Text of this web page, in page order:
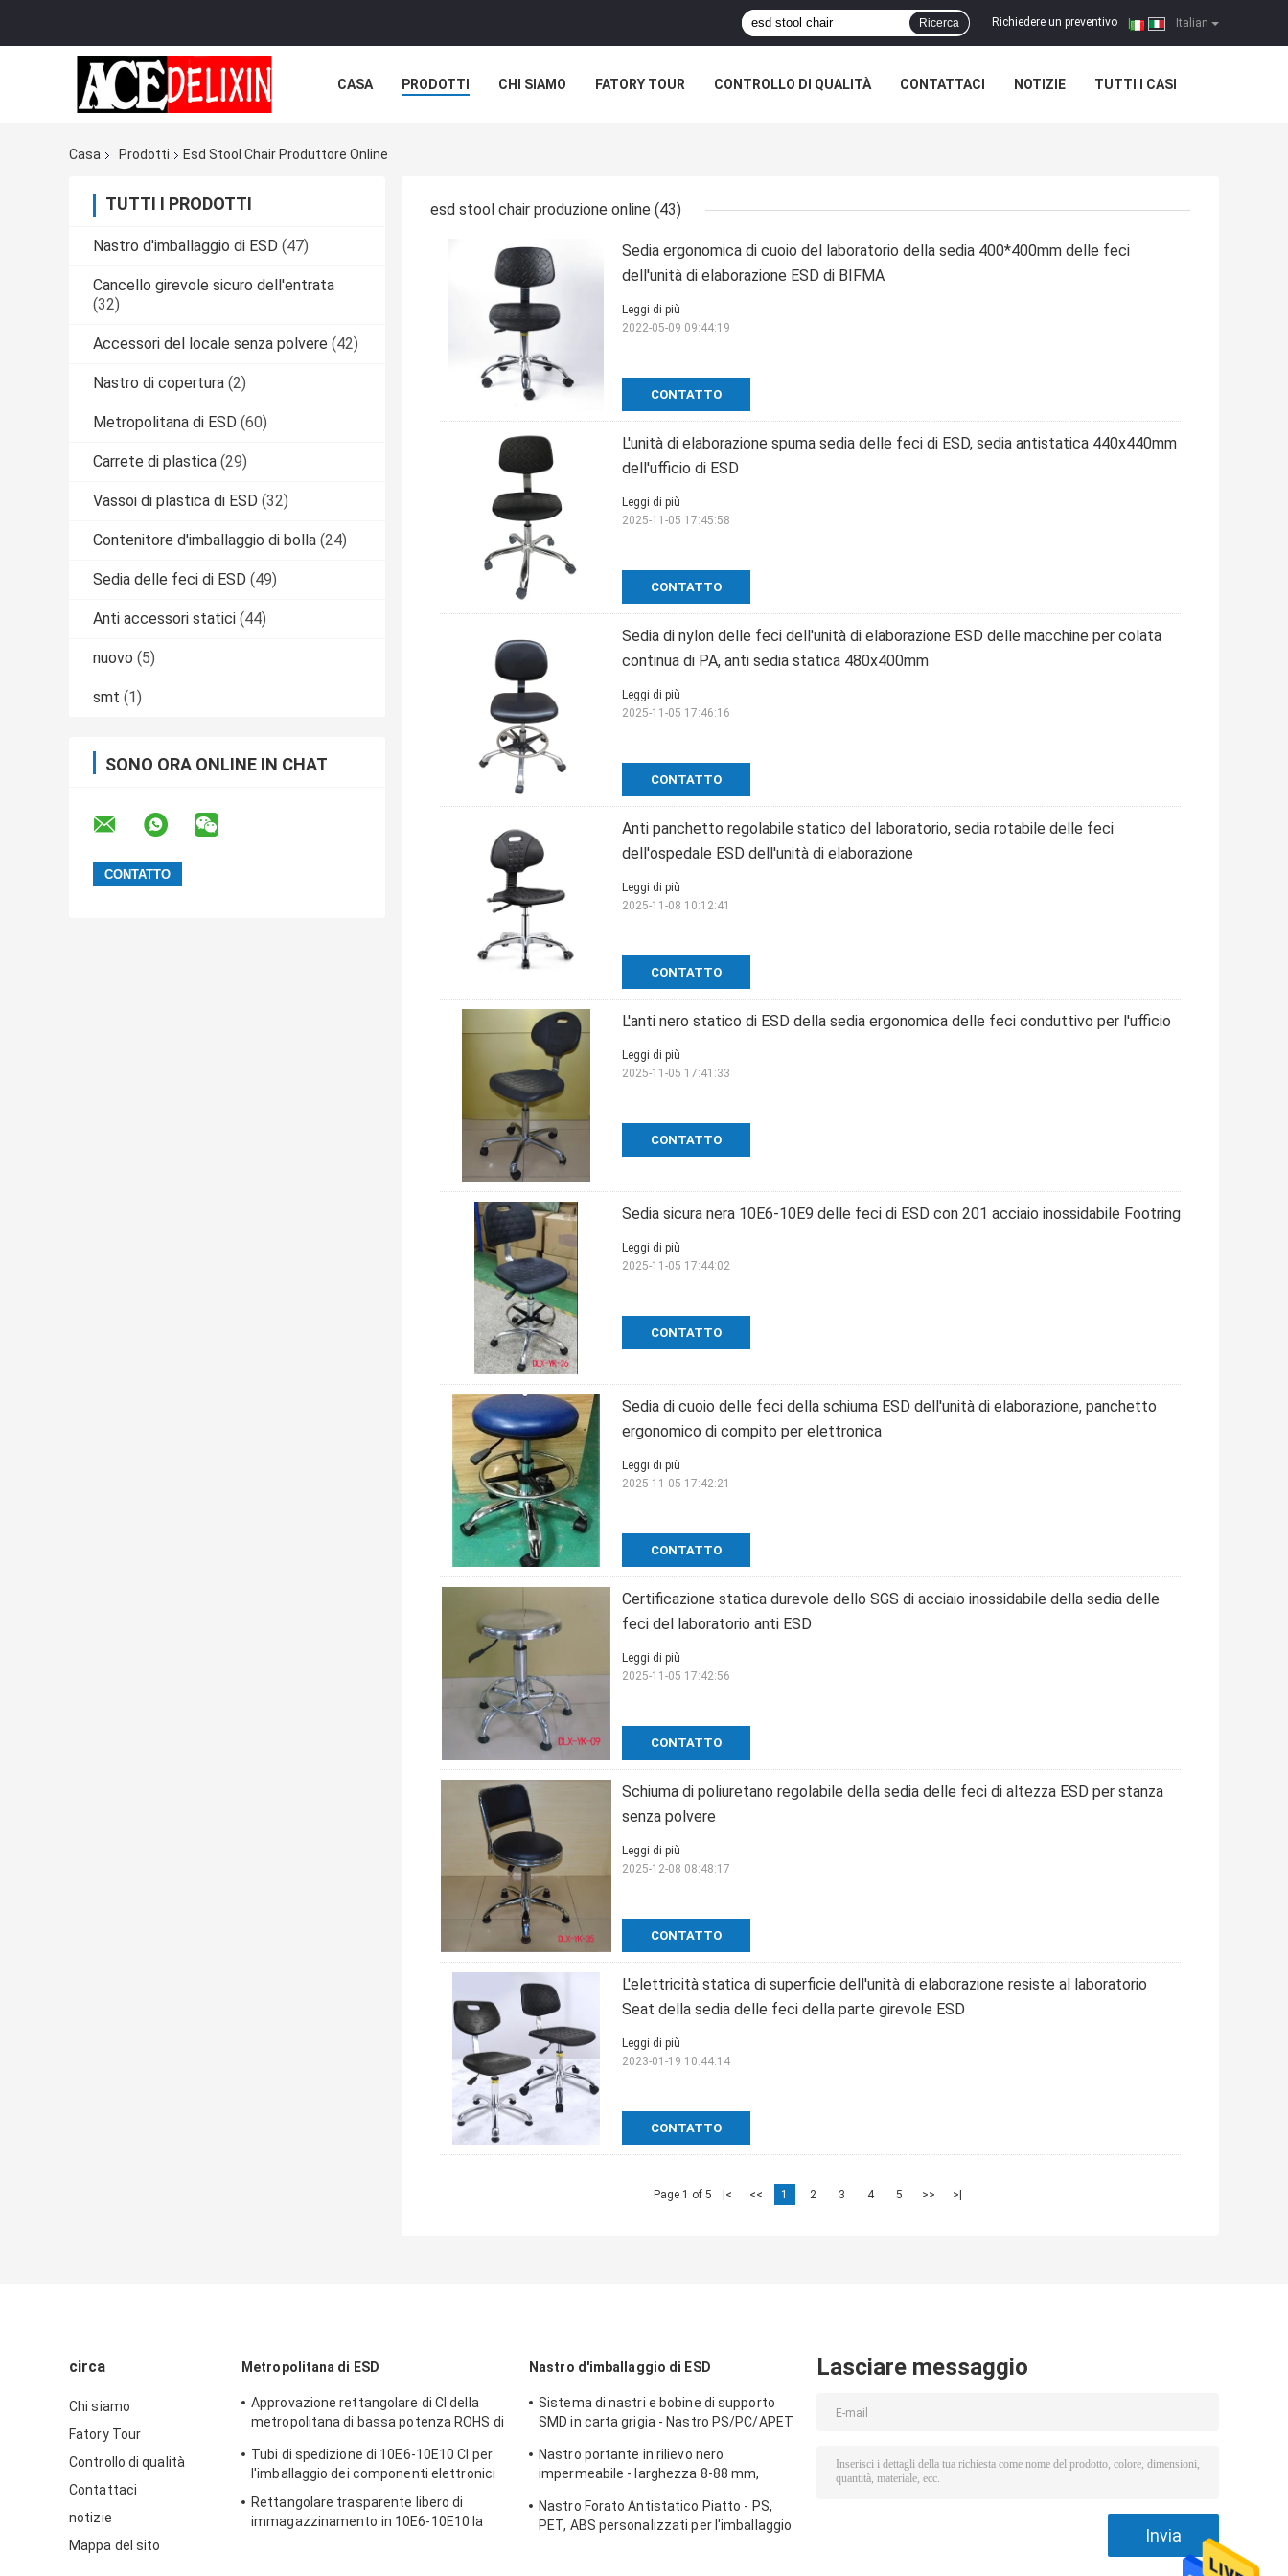
Italian
Richiedere un preventivo |
Ricerca
CASA PRODOTTI CHI SIAMO FATORY TOUR CONTROLLO DI QUALITÀ CONTATTACI NOTIZIE TUTTI I CASI
Casa Prodotti Esd Stool Chair Produttore Online
TUTTI I PRODOTTI
Nastro d'imballaggio di ESD (47)
Cancello girevole sicuro dell'entrata
(32)
Accessori del locale senza polvere (42)
Nastro di copertura (2)
Metropolitana di ESD (60)
Carrete di plastica (29)
Vassoi di plastica di ESD (32)
Contenitore d'imballaggio di bolla (24)
Sedia delle feci di ESD (49)
Anti accessori statici (44)
nuovo (5)
smt (1)
SONO ORA ONLINE IN CHAT
esd stool chair produzione online (43)
Sedia ergonomica di cuoio del laboratorio della sedia 400*400mm delle feci
dell'unità di elaborazione ESD di BIFMA
CONTATTO
Leggi di più
2022-05-09 09:44:19
L'unità di elaborazione spuma sedia delle feci di ESD, sedia antistatica 440x440mm
dell'ufficio di ESD
CONTATTO
Leggi di più
2025-11-05 17:45:58
Sedia di nylon delle feci dell'unità di elaborazione ESD delle macchine per colata
continua di PA, anti sedia statica 480x400mm
CONTATTO
Leggi di più
2025-11-05 17:46:16
Anti panchetto regolabile statico del laboratorio, sedia rotabile delle feci
dell'ospedale ESD dell'unità di elaborazione
CONTATTO
Leggi di più
2025-11-08 10:12:41
L'anti nero statico di ESD della sedia ergonomica delle feci conduttivo per l'ufficio
CONTATTO
Leggi di più
2025-11-05 17:41:33
Sedia sicura nera 10E6-10E9 delle feci di ESD con 201 acciaio inossidabile Footring
CONTATTO
Leggi di più
2025-11-05 17:44:02
Sedia di cuoio delle feci della schiuma ESD dell'unità di elaborazione, panchetto
ergonomico di compito per elettronica
CONTATTO
Leggi di più
2025-11-05 17:42:21
Certificazione statica durevole dello SGS di acciaio inossidabile della sedia delle
feci del laboratorio anti ESD
CONTATTO
Leggi di più
2025-11-05 17:42:56
Schiuma di poliuretano regolabile della sedia delle feci di altezza ESD per stanza
senza polvere
CONTATTO
Leggi di più
2025-12-08 08:48:17
L'elettricità statica di superficie dell'unità di elaborazione resiste al laboratorio
Seat della sedia delle feci della parte girevole ESD
CONTATTO
Leggi di più
2023-01-19 10:44:14
Page 1 of 5 |< << 1 2 3 4 5 >> >|
circa
Chi siamo
Fatory Tour
Controllo di qualità
Contattaci
notizie
Mappa del sito
Metropolitana di ESD
Approvazione rettangolare di CI della
metropolitana di bassa potenza ROHS di
Tubi di spedizione di 10E6-10E10 CI per
l'imballaggio dei componenti elettronici
Rettangolare trasparente libero di
immagazzinamento in 10E6-10E10 la
Nastro d'imballaggio di ESD
Sistema di nastri e bobine di supporto
SMD in carta grigia - Nastro PS/PC/APET
tasche profonde fino a 25 mm
Nastro portante in rilievo nero
impermeabile - larghezza 8-88 mm,
non antistatici
Nastro Forato Antistatico Piatto - PS,
PET, ABS personalizzati per l'imballaggio
Lasciare messaggio